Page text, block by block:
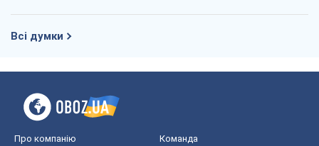
Всі думки
Про компанію Команда